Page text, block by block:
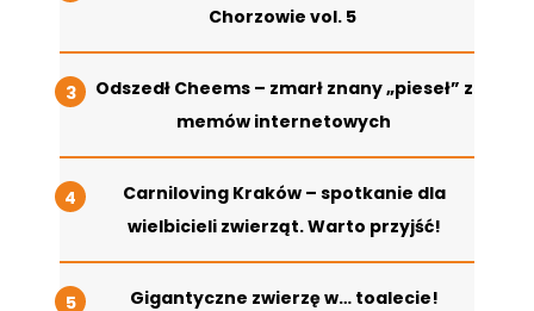
Chorzowie vol. 5
Odszedł Cheems – zmarł znany „pieseł” z
memów internetowych
Carniloving Kraków – spotkanie dla
wielbicieli zwierząt. Warto przyjść!
Gigantyczne zwierzę w… toalecie!